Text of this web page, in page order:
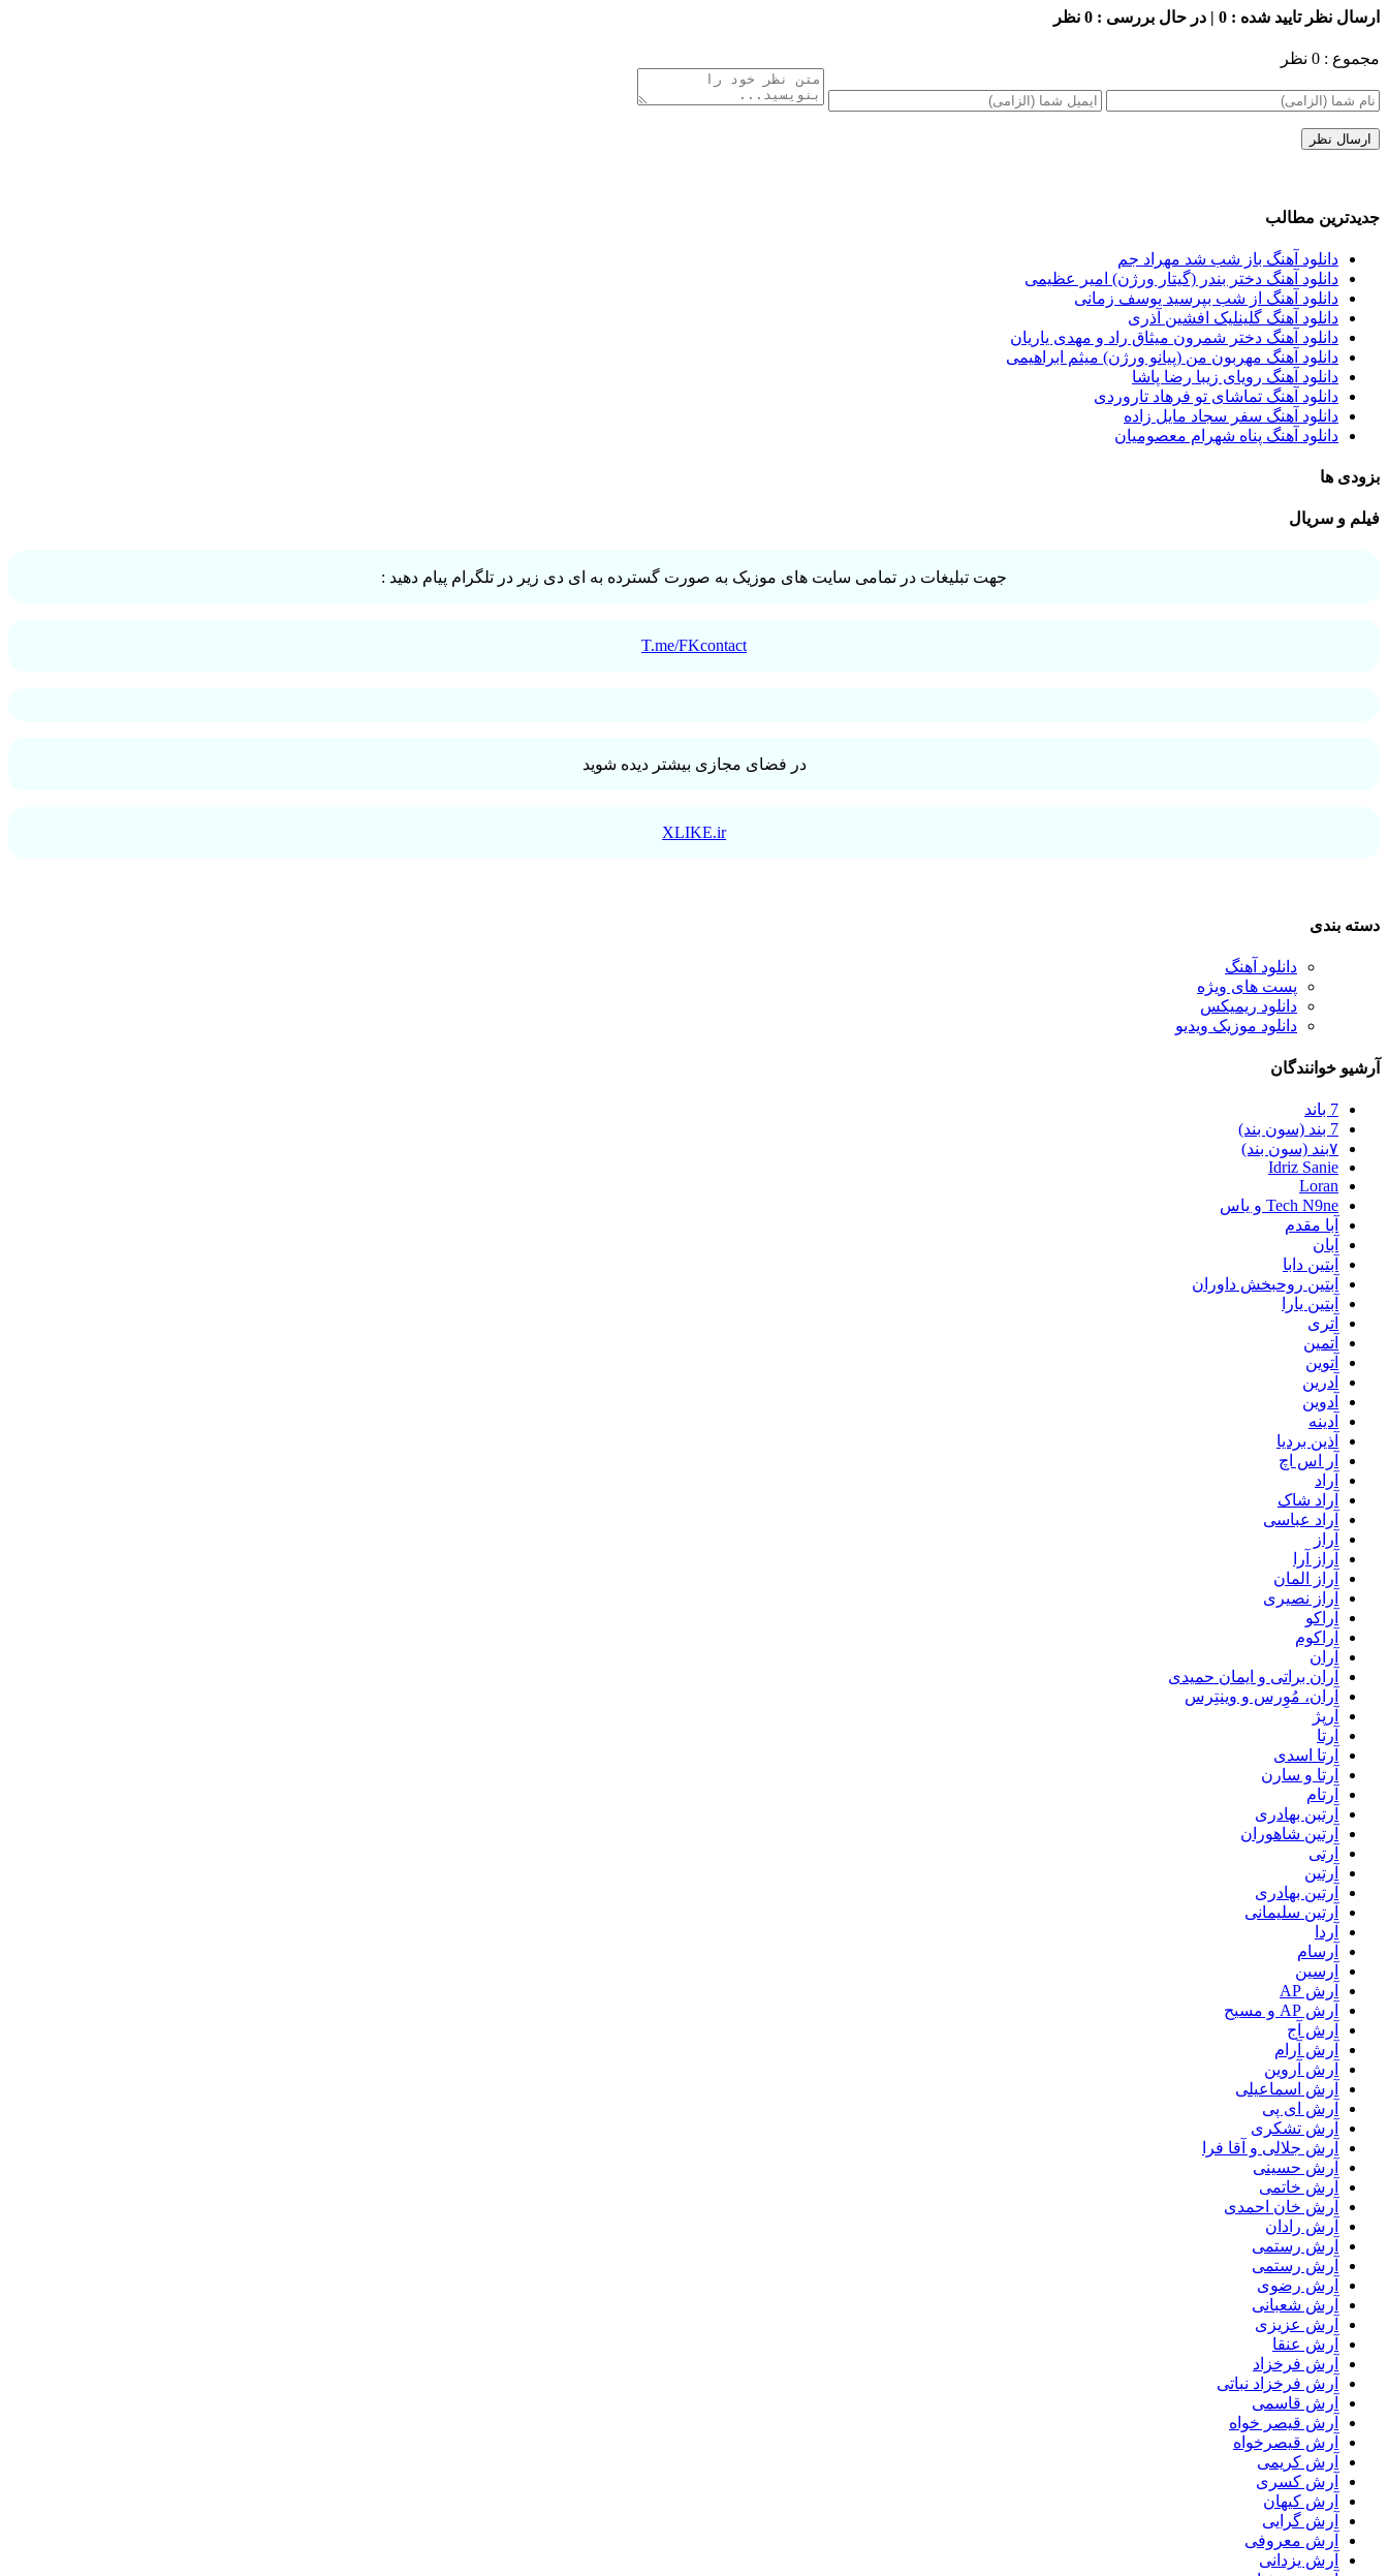
ارسال نظرتایید شده : 0 | در حال بررسی : 0 نظر
مجموع : 0 نظر
جدیدترین مطالب
دانلود آهنگ باز شب شد مهراد جم
دانلود آهنگ دختر بندر (گیتار ورژن) امیر عظیمی
دانلود آهنگ از شب بپرسید یوسف زمانی
دانلود آهنگ گلینلیک افشین آذری
دانلود آهنگ دختر شمرون میثاق راد و مهدی یاریان
دانلود آهنگ مهربون من (پیانو ورژن) میثم ابراهیمی
دانلود آهنگ رویای زیبا رضا پاشا
دانلود آهنگ تماشای تو فرهاد تاروردی
دانلود آهنگ سفر سجاد مایل زاده
دانلود آهنگ پناه شهرام معصومیان
بزودی ها
فیلم و سریال
جهت تبلیغات در تمامی سایت های موزیک به صورت گسترده به ای دی زیر در تلگرام پیام دهید :
T.me/FKcontact
در فضای مجازی بیشتر دیده شوید
XLIKE.ir
دسته بندی
دانلود آهنگ
پست های ویژه
دانلود ریمیکس
دانلود موزیک ویدیو
آرشیو خوانندگان
7 باند
7 بند (سون بند)
۷بند (سون بند)
Idriz Sanie
Loran
Tech N9ne و یاس
آبا مقدم
آبان
آبتین دابا
آبتین روحبخش داوران
آبتین یارا
آتری
آتمین
آتوین
آدرین
آدوین
آدینه
آذین بردیا
آر اس اچ
آراد
آراد شاک
آراد عباسی
آراز
آراز آرا
آراز المان
آراز نصیری
آراکو
آراکوم
آران
آران براتی و ایمان حمیدی
آران، مُوِرس و وینتِرس
آرپژ
آرتا
آرتا اسدی
آرتا و سارن
آرتام
آرتبن بهادری
آرتين شاهوران
آرتی
آرتین
آرتین بهادری
آرتین سلیمانی
آردا
آرسام
آرسین
آرش AP
آرش AP و مسیح
آرش آج
آرش آرام
آرش آروین
آرش اسماعیلی
آرش ای پی
آرش تشکری
آرش جلالی و آقا فرا
آرش حسینی
آرش خاتمی
آرش خان احمدی
آرش رادان
آرش رستمى
آرش رستمی
آرش رضوی
آرش شعبانی
آرش عزیزی
آرش عنقا
آرش فرخزاد
آرش فرخزاد نباتی
آرش قاسمی
آرش قیصر خواه
آرش قیصرخواه
آرش کریمی
آرش کسری
آرش کیهان
آرش گرایی
آرش معروفی
آرش یزدانی